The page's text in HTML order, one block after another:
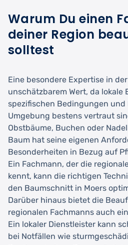
Warum Du einen
deiner Region
solltest
Eine besondere Expertise in
unschätzbarem Wert, da lokale
spezifischen Bedingungen und
Umgebung bestens vertraut
Obstbäume, Buchen oder
Baum hat seine eigenen
Besonderheiten in Bezug auf
Ein Fachmann, der die
kennt, kann die richtigen
den Baumschnitt in Moers
Darüber hinaus bietet die
regionalen Fachmanns auch
Ein lokaler Dienstleister kann
bei Notfällen wie